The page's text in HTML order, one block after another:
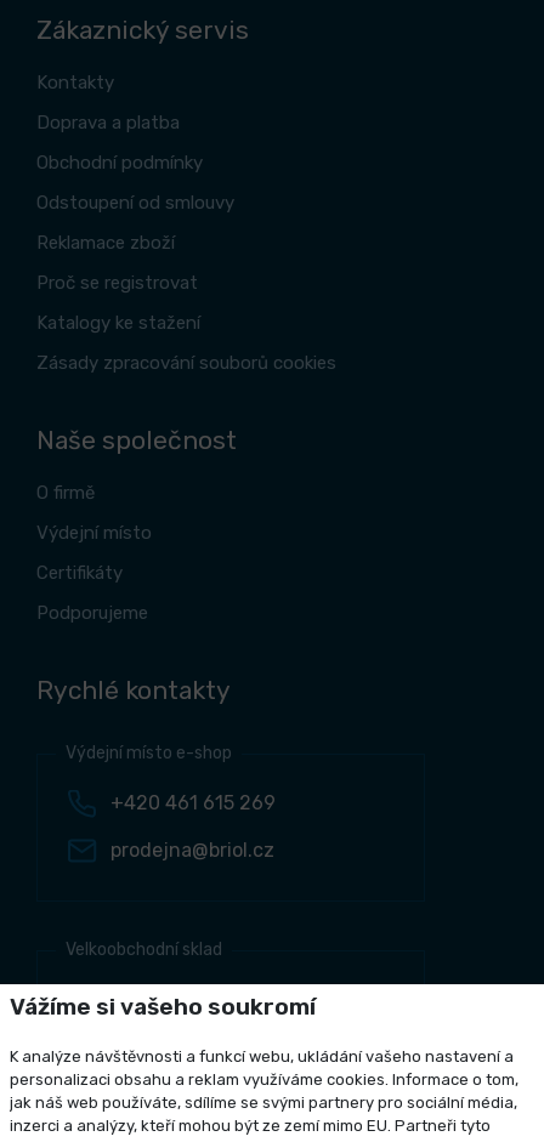
Zákaznický servis
Kontakty
Doprava a platba
Obchodní podmínky
Odstoupení od smlouvy
Reklamace zboží
Proč se registrovat
Katalogy ke stažení
Zásady zpracování souborů cookies
Naše společnost
O firmě
Výdejní místo
Certifikáty
Podporujeme
Rychlé kontakty
Výdejní místo e-shop
+420 461 615 269
prodejna@briol.cz
Velkoobchodní sklad
+420 461 634 161
+420 461 634 381
odbyt@briol.cz
Vážíme si vašeho soukromí
K analýze návštěvnosti a funkcí webu, ukládání vašeho nastavení a
personalizaci obsahu a reklam využíváme cookies. Informace o tom,
jak náš web používáte, sdílíme se svými partnery pro sociální média,
inzerci a analýzy, kteří mohou být ze zemí mimo EU. Partneři tyto